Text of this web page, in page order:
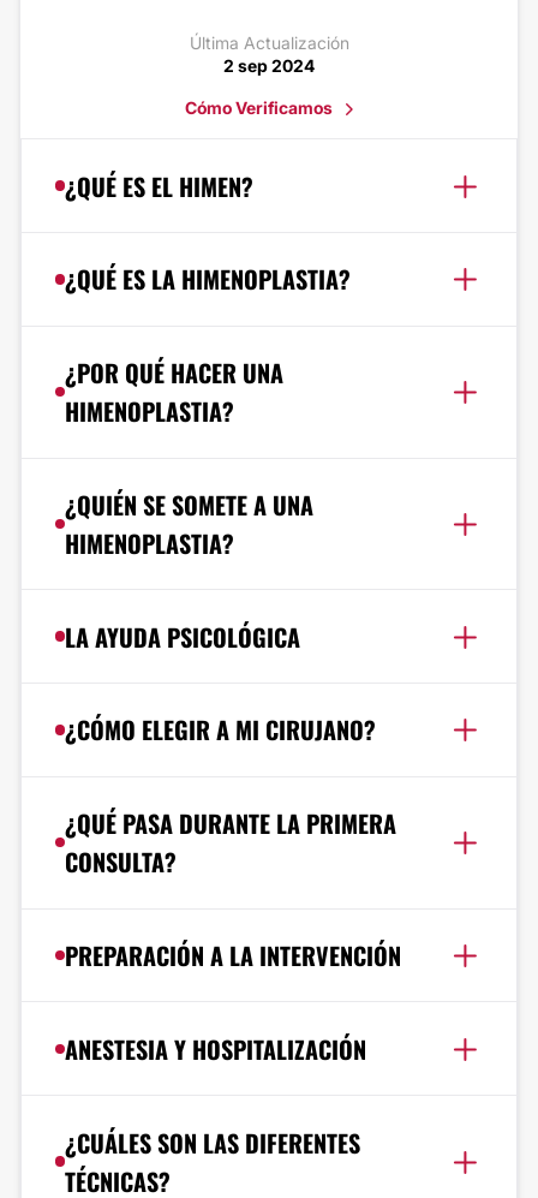
Última Actualización
2 sep 2024
Cómo Verificamos
¿QUÉ ES EL HIMEN?
¿QUÉ ES LA HIMENOPLASTIA?
¿POR QUÉ HACER UNA
HIMENOPLASTIA?
¿QUIÉN SE SOMETE A UNA
HIMENOPLASTIA?
LA AYUDA PSICOLÓGICA
¿CÓMO ELEGIR A MI CIRUJANO?
¿QUÉ PASA DURANTE LA PRIMERA
CONSULTA?
PREPARACIÓN A LA INTERVENCIÓN
ANESTESIA Y HOSPITALIZACIÓN
¿CUÁLES SON LAS DIFERENTES
TÉCNICAS?